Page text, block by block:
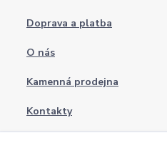
Doprava a platba
O nás
Kamenná prodejna
Kontakty